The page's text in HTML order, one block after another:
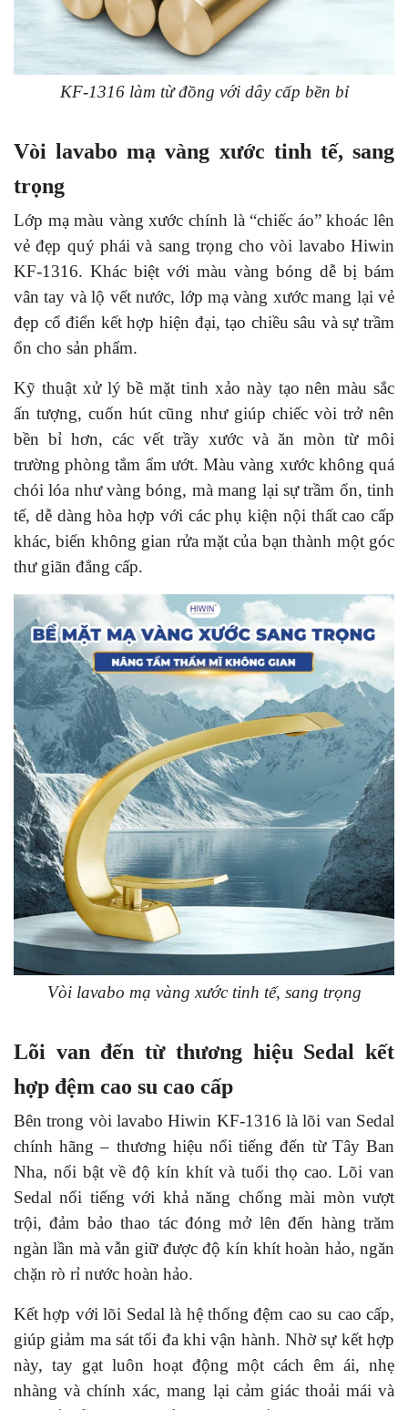
KF-1316 làm từ đồng với dây cấp bền bỉ
Vòi lavabo mạ vàng xước tinh tế, sang
trọng
Lớp mạ màu vàng xước chính là “chiếc áo” khoác lên
vẻ đẹp quý phái và sang trọng cho vòi lavabo Hiwin
KF-1316. Khác biệt với màu vàng bóng dễ bị bám
vân tay và lộ vết nước, lớp mạ vàng xước mang lại vẻ
đẹp cổ điển kết hợp hiện đại, tạo chiều sâu và sự trầm
ổn cho sản phẩm.
Kỹ thuật xử lý bề mặt tinh xảo này tạo nên màu sắc
ấn tượng, cuốn hút cũng như giúp chiếc vòi trở nên
bền bỉ hơn, các vết trầy xước và ăn mòn từ môi
trường phòng tắm ẩm ướt. Màu vàng xước không quá
chói lóa như vàng bóng, mà mang lại sự trầm ổn, tinh
tế, dễ dàng hòa hợp với các phụ kiện nội thất cao cấp
khác, biến không gian rửa mặt của bạn thành một góc
thư giãn đẳng cấp.
Vòi lavabo mạ vàng xước tinh tế, sang trọng
Lõi van đến từ thương hiệu Sedal kết
hợp đệm cao su cao cấp
Bên trong vòi lavabo Hiwin KF-1316 là lõi van Sedal
chính hãng – thương hiệu nổi tiếng đến từ Tây Ban
Nha, nổi bật về độ kín khít và tuổi thọ cao. Lõi van
Sedal nổi tiếng với khả năng chống mài mòn vượt
trội, đảm bảo thao tác đóng mở lên đến hàng trăm
ngàn lần mà vẫn giữ được độ kín khít hoàn hảo, ngăn
chặn rò rỉ nước hoàn hảo.
Kết hợp với lõi Sedal là hệ thống đệm cao su cao cấp,
giúp giảm ma sát tối đa khi vận hành. Nhờ sự kết hợp
này, tay gạt luôn hoạt động một cách êm ái, nhẹ
nhàng và chính xác, mang lại cảm giác thoải mái và